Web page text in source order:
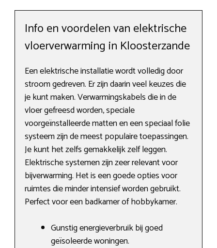
Info en voordelen van elektrische
vloerverwarming in Kloosterzande
Een elektrische installatie wordt volledig door
stroom gedreven. Er zijn daarin veel keuzes die
je kunt maken. Verwarmingskabels die in de
vloer gefreesd worden, speciale
voorgeïnstalleerde matten en een speciaal folie
systeem zijn de meest populaire toepassingen.
Je kunt het zelfs gemakkelijk zelf leggen.
Elektrische systemen zijn zeer relevant voor
bijverwarming. Het is een goede opties voor
ruimtes die minder intensief worden gebruikt.
Perfect voor een badkamer of hobbykamer.
Gunstig energieverbruik bij goed
geïsoleerde woningen.